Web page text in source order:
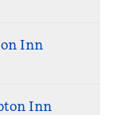
Inn
Inn